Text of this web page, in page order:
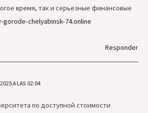
время, так и серьезные финансовые
gorode-chelyabinsk-74.online
Responder
A LAS 02:04
по доступной стоимости